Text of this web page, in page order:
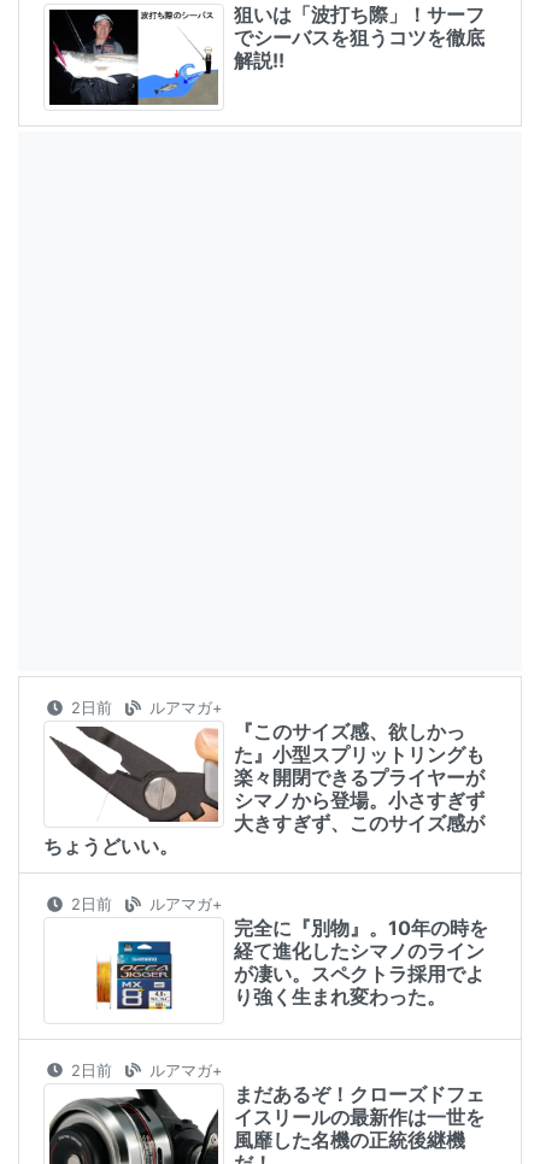
狙いは「波打ち際」！サーフ
でシーバスを狙うコツを徹底
解説!!
2日前 ルアマガ+
『このサイズ感、欲しかっ
た』小型スプリットリングも
楽々開閉できるプライヤーが
シマノから登場。小さすぎず
大きすぎず、このサイズ感が
ちょうどいい。
2日前 ルアマガ+
完全に『別物』。10年の時を
経て進化したシマノのライン
が凄い。スペクトラ採用でよ
り強く生まれ変わった。
2日前 ルアマガ+
まだあるぞ！クローズドフェ
イスリールの最新作は一世を
風靡した名機の正統後継機